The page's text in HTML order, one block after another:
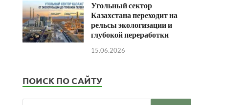
Угольный сектор
Казахстана переходит на
рельсы экологизации и
глубокой переработки
15.06.2026
ПОИСК ПО САЙТУ